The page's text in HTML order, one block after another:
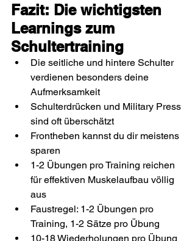
Fazit: Die wichtigsten
Learnings zum
Schultertraining
Die seitliche und hintere Schulter
verdienen besonders deine
Aufmerksamkeit
Schulterdrücken und Military Press
sind oft überschätzt
Frontheben kannst du dir meistens
sparen
1-2 Übungen pro Training reichen
für effektiven Muskelaufbau völlig
aus
Faustregel: 1-2 Übungen pro
Training, 1-2 Sätze pro Übung
10-18 Wiederholungen pro Übung